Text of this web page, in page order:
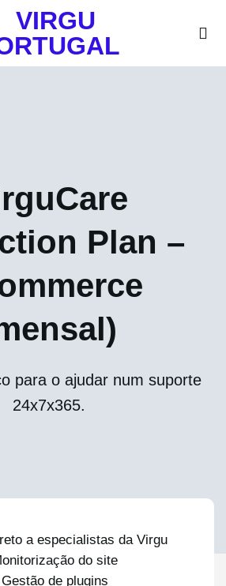
Plan –
para o ajudar num suporte
24x7x365.
a especialistas da Virgu
do site
de plugins